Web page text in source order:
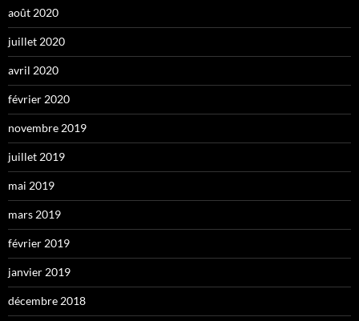
août 2020
juillet 2020
avril 2020
février 2020
novembre 2019
juillet 2019
mai 2019
mars 2019
février 2019
janvier 2019
décembre 2018